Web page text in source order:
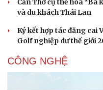
Cần Thơ cụ thể hóa “Ba
và du khách Thái Lan
Ký kết hợp tác đăng cai
Golf nghiệp dư thế giới
CÔNG NGHỆ